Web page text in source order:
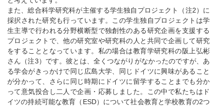
また、総合科学研究科が主催する学生独自プロジェクト（注2）に
採択された研究も行っています。この学生独自プロジェクトは学
生主導で行われる分野横断型で独創性のある研究企画を支援する
プロジェクトで、他の研究室や研究科の人と共同で企画して研究
をすることとなっています。私の場合は教育学研究科の阪上弘彬
さん（注3）です。彼とは、全くつながりがなかったのですが、あ
る学会がきっかけで同じ広島大学、同じドイツに興味があること
が分かって、さらに同じ時期にドイツに留学することまでも分か
って意気投合し二人で企画・応募しました。この中で私たちはド
イツの持続可能な教育（ESD）について社会教育と学校教育の2つ